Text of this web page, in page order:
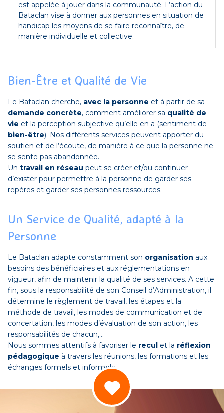
est appelée à jouer dans la communauté. L’action du
Bataclan vise à donner aux personnes en situation de
handicap les moyens de se faire reconnaître, de
manière individuelle et collective.
Bien-Être et Qualité de Vie
Le Bataclan cherche, avec la personne et à partir de sa
demande concrète, comment améliorer sa qualité de
vie et la perception subjective qu’elle en a (sentiment de
bien-être). Nos différents services peuvent apporter du
soutien et de l’écoute, de manière à ce que la personne ne
se sente pas abandonnée.
Un travail en réseau peut se créer et/ou continuer
d’exister pour permettre à la personne de garder ses
repères et garder ses personnes ressources.
Un Service de Qualité, adapté à la
Personne
Le Bataclan adapte constamment son organisation aux
besoins des bénéficiaires et aux réglementations en
vigueur, afin de maintenir la qualité de ses services. A cette
fin, sous la responsabilité de son Conseil d’Administration, il
détermine le règlement de travail, les étapes et la
méthode de travail, les modes de communication et de
concertation, les modes d’évaluation de son action, les
responsabilités de chacun,…
Nous sommes attentifs à favoriser le recul et la réflexion
pédagogique à travers les réunions, les formations et les
échanges formels et informels.